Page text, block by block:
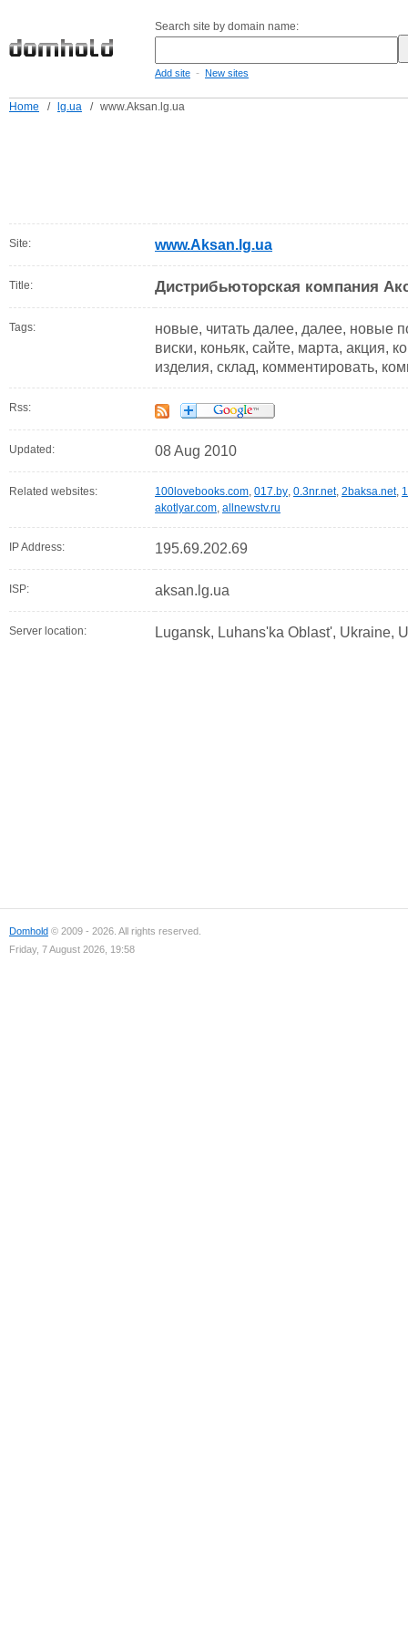
Search site by domain name:
Add site - New sites
Home / lg.ua / www.Aksan.lg.ua
Site: www.Aksan.lg.ua
Title: Дистрибьюторская компания
Tags:
новые, читать далее, далее, новые
виски, коньяк, сайте, марта, акция,
изделия, склад, комментировать,
Rss:
Updated: 08 Aug 2010
Related websites: 100lovebooks.com, 017.by, 0.3nr.net, 2baksa.net,
akotlyar.com, allnewstv.ru
IP Address: 195.69.202.69
ISP: aksan.lg.ua
Server location: Lugansk, Luhans'ka Oblast', Ukraine,
Domhold © 2009 - 2026. All rights reserved.
Friday, 7 August 2026, 19:58